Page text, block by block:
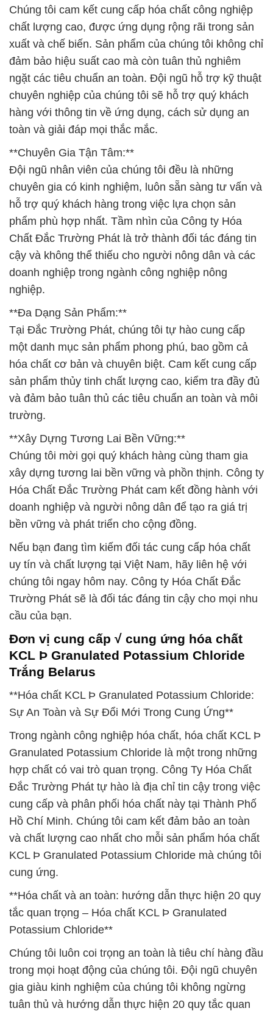
Chúng tôi cam kết cung cấp hóa chất công nghiệp
chất lượng cao, được ứng dụng rộng rãi trong sản
xuất và chế biến. Sản phẩm của chúng tôi không chỉ
đảm bảo hiệu suất cao mà còn tuân thủ nghiêm
ngặt các tiêu chuẩn an toàn. Đội ngũ hỗ trợ kỹ thuật
chuyên nghiệp của chúng tôi sẽ hỗ trợ quý khách
hàng với thông tin về ứng dụng, cách sử dụng an
toàn và giải đáp mọi thắc mắc.
**Chuyên Gia Tận Tâm:**
Đội ngũ nhân viên của chúng tôi đều là những
chuyên gia có kinh nghiệm, luôn sẵn sàng tư vấn và
hỗ trợ quý khách hàng trong việc lựa chọn sản
phẩm phù hợp nhất. Tầm nhìn của Công ty Hóa
Chất Đắc Trường Phát là trở thành đối tác đáng tin
cậy và không thể thiếu cho người nông dân và các
doanh nghiệp trong ngành công nghiệp nông
nghiệp.
**Đa Dạng Sản Phẩm:**
Tại Đắc Trường Phát, chúng tôi tự hào cung cấp
một danh mục sản phẩm phong phú, bao gồm cả
hóa chất cơ bản và chuyên biệt. Cam kết cung cấp
sản phẩm thủy tinh chất lượng cao, kiểm tra đầy đủ
và đảm bảo tuân thủ các tiêu chuẩn an toàn và môi
trường.
**Xây Dựng Tương Lai Bền Vững:**
Chúng tôi mời gọi quý khách hàng cùng tham gia
xây dựng tương lai bền vững và phồn thịnh. Công ty
Hóa Chất Đắc Trường Phát cam kết đồng hành với
doanh nghiệp và người nông dân để tạo ra giá trị
bền vững và phát triển cho cộng đồng.
Nếu bạn đang tìm kiếm đối tác cung cấp hóa chất
uy tín và chất lượng tại Việt Nam, hãy liên hệ với
chúng tôi ngay hôm nay. Công ty Hóa Chất Đắc
Trường Phát sẽ là đối tác đáng tin cậy cho mọi nhu
cầu của bạn.
Đơn vị cung cấp √ cung ứng hóa chất
KCL Þ Granulated Potassium Chloride
Trắng Belarus
**Hóa chất KCL Þ Granulated Potassium Chloride:
Sự An Toàn và Sự Đổi Mới Trong Cung Ứng**
Trong ngành công nghiệp hóa chất, hóa chất KCL Þ
Granulated Potassium Chloride là một trong những
hợp chất có vai trò quan trọng. Công Ty Hóa Chất
Đắc Trường Phát tự hào là địa chỉ tin cậy trong việc
cung cấp và phân phối hóa chất này tại Thành Phố
Hồ Chí Minh. Chúng tôi cam kết đảm bảo an toàn
và chất lượng cao nhất cho mỗi sản phẩm hóa chất
KCL Þ Granulated Potassium Chloride mà chúng tôi
cung ứng.
**Hóa chất và an toàn: hướng dẫn thực hiện 20 quy
tắc quan trọng – Hóa chất KCL Þ Granulated
Potassium Chloride**
Chúng tôi luôn coi trọng an toàn là tiêu chí hàng đầu
trong mọi hoạt động của chúng tôi. Đội ngũ chuyên
gia giàu kinh nghiệm của chúng tôi không ngừng
tuân thủ và hướng dẫn thực hiện 20 quy tắc quan